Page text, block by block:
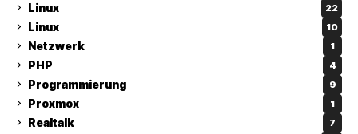
Linux 22
Linux 10
Netzwerk 1
PHP 4
Programmierung 9
Proxmox 1
Realtalk 7